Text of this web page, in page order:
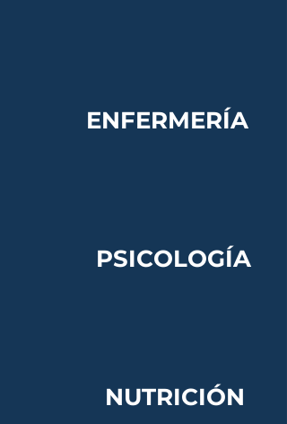
ENFERMERÍA
PSICOLOGÍA
NUTRICIÓN